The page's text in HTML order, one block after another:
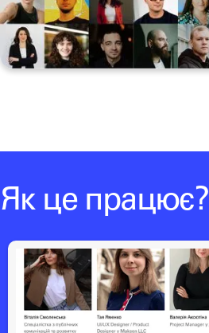
Як це працює?